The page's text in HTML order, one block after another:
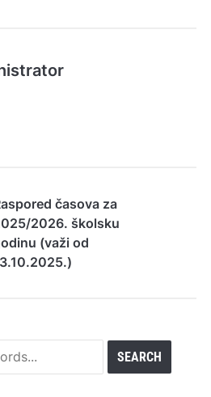
časova za
2026. školsku
(važi od